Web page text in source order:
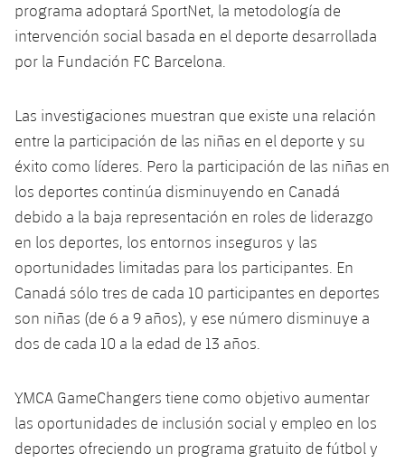
programa adoptará SportNet, la metodología de
intervención social basada en el deporte desarrollada
por la Fundación FC Barcelona.
Las investigaciones muestran que existe una relación
entre la participación de las niñas en el deporte y su
éxito como líderes. Pero la participación de las niñas en
los deportes continúa disminuyendo en Canadá
debido a la baja representación en roles de liderazgo
en los deportes, los entornos inseguros y las
oportunidades limitadas para los participantes. En
Canadá sólo tres de cada 10 participantes en deportes
son niñas (de 6 a 9 años), y ese número disminuye a
dos de cada 10 a la edad de 13 años.
YMCA GameChangers tiene como objetivo aumentar
las oportunidades de inclusión social y empleo en los
deportes ofreciendo un programa gratuito de fútbol y